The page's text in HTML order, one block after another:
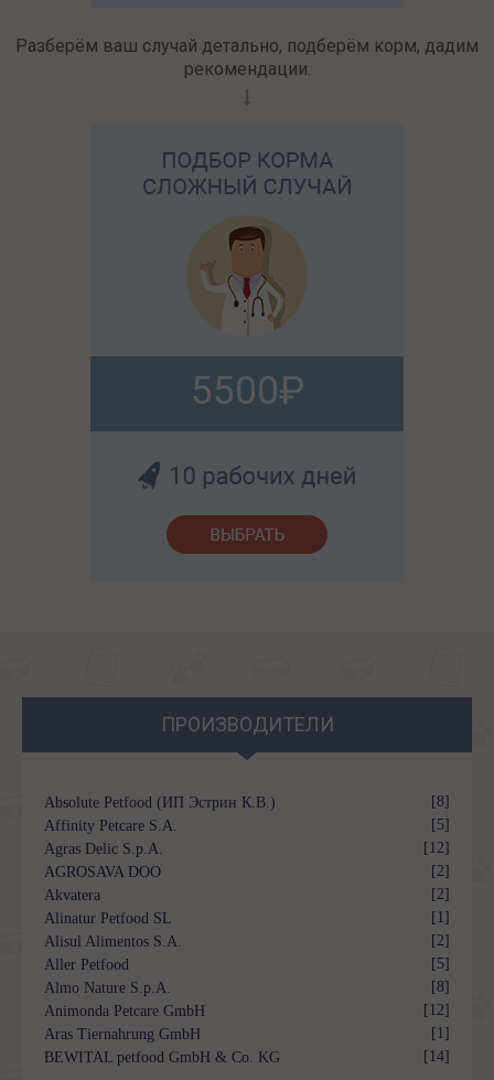
Разберём ваш случай детально, подберём корм, дадим
рекомендации.
5500
ПРОИЗВОДИТЕЛИ
Absolute Petfood (ИП Эстрин К.В.)
[8]
Affinity Petcare S.A.
[5]
Agras Delic S.p.A.
[12]
AGROSAVA DOO
[2]
Akvatera
[2]
Alinatur Petfood SL
[1]
Alisul Alimentos S.A.
[2]
Aller Petfood
[5]
Almo Nature S.p.A.
[8]
Animonda Petcare GmbH
[12]
Aras Tiernahrung GmbH
[1]
BEWITAL petfood GmbH & Co. KG
[14]